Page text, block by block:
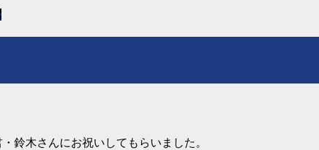
鈴木さんにお祝いしてもらいました。